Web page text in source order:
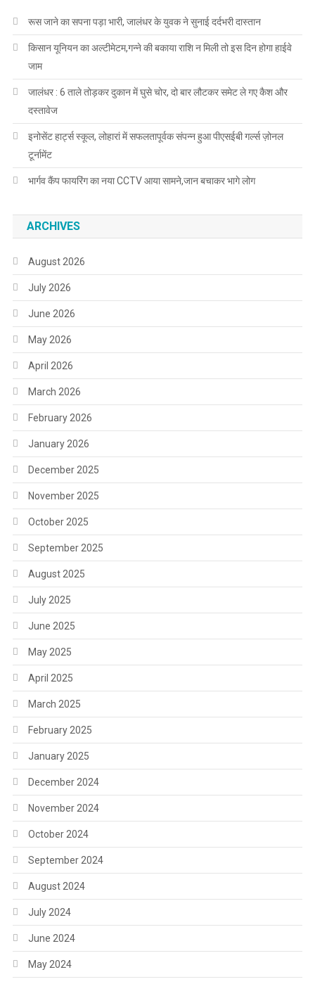
रूस जाने का सपना पड़ा भारी, जालंधर के युवक ने सुनाई दर्दभरी दास्तान
किसान यूनियन का अल्टीमेटम,गन्ने की बकाया राशि न मिली तो इस दिन होगा हाईवे
जाम
जालंधर : 6 ताले तोड़कर दुकान में घुसे चोर, दो बार लौटकर समेट ले गए कैश और
दस्तावेज
इनोसेंट हार्ट्स स्कूल, लोहारां में सफलतापूर्वक संपन्न हुआ पीएसईबी गर्ल्स ज़ोनल
टूर्नामेंट
भार्गव कैंप फायरिंग का नया CCTV आया सामने,जान बचाकर भागे लोग
ARCHIVES
August 2026
July 2026
June 2026
May 2026
April 2026
March 2026
February 2026
January 2026
December 2025
November 2025
October 2025
September 2025
August 2025
July 2025
June 2025
May 2025
April 2025
March 2025
February 2025
January 2025
December 2024
November 2024
October 2024
September 2024
August 2024
July 2024
June 2024
May 2024